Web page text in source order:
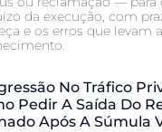
da execução, com
e os erros que levam
No Tráfico
Pedir A Saída Do
Após A Súmula